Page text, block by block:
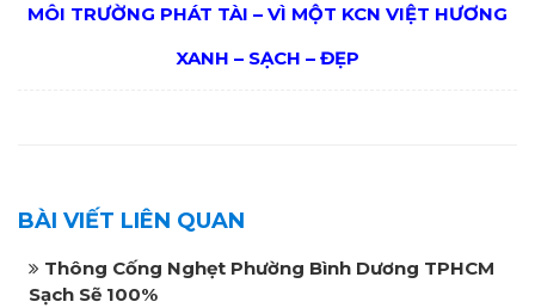
MÔI TRƯỜNG PHÁT TÀI – VÌ MỘT KCN VIỆT HƯƠNG
XANH – SẠCH – ĐẸP
BÀI VIẾT LIÊN QUAN
Thông Cống Nghẹt Phường Bình Dương TPHCM
Sạch Sẽ 100%